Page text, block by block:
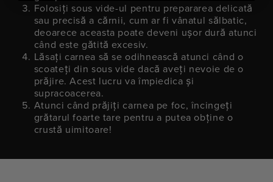
Folosiți sous vide-ul pentru prepararea delicată
sau precisă a cărnii, cum ar fi vânatul sălbatic,
deoarece aceasta poate deveni ușor dură atunci
când este gătită excesiv.
Lăsați carnea să se odihnească atunci când o
scoateți din sous vide dacă aveți nevoie de o
prăjire. Acest lucru va împiedica și
supracoacerea.
Atunci când prăjiți carnea pe foc, încingeți
grătarul foarte tare pentru a putea obține o
crustă uimitoare!